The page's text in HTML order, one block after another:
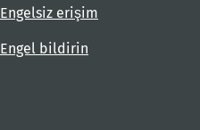
Engelsiz erişim
Engel bildirin